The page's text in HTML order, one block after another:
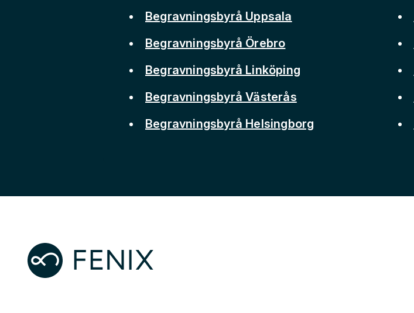
Begravningsbyrå Uppsala
Begravningsbyrå Örebro
Begravningsbyrå Linköping
Begravningsbyrå Västerås
Begravningsbyrå Helsingborg